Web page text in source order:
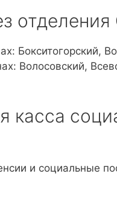
Бокситогорский,
Волосовский,
касса
и социальные